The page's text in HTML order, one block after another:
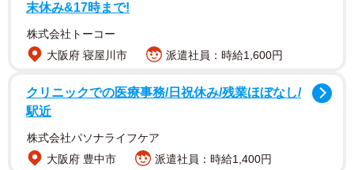
末休み&17時まで!
株式会社トーコー
大阪府 寝屋川市
派遣社員：時給1,600円
クリニックでの医療事務/日祝休み/残業ほぼなし/
駅近
株式会社パソナライフケア
大阪府 豊中市
派遣社員：時給1,400円